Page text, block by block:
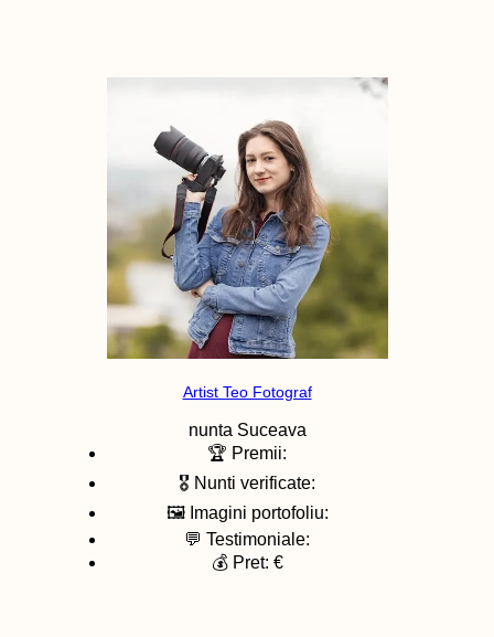
Artist Teo Fotograf
nunta Suceava
🏆 Premii:
🎖️ Nunti verificate:
🖼️ Imagini portofoliu:
💬 Testimoniale:
💰 Pret: €